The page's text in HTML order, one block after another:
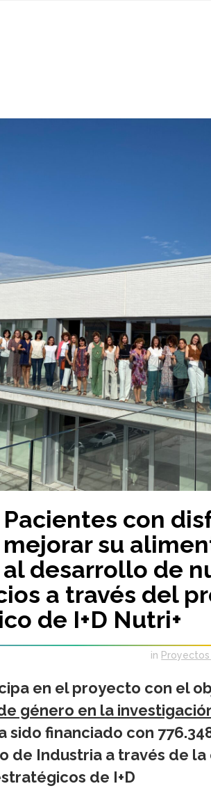
Pacientes con
mejorar su
al desarrollo de
a través del
de I+D Nutri+
in
en el proyecto con el
género en la
sido financiado con
de Industria a través de
de I+D